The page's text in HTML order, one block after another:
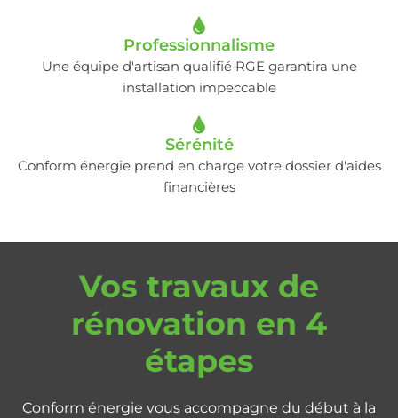
Professionnalisme
Une équipe d'artisan qualifié RGE garantira une
installation impeccable
Sérénité
Conform énergie prend en charge votre dossier d'aides
financières
Vos travaux de
rénovation en 4
étapes
Conform énergie vous accompagne du début à la